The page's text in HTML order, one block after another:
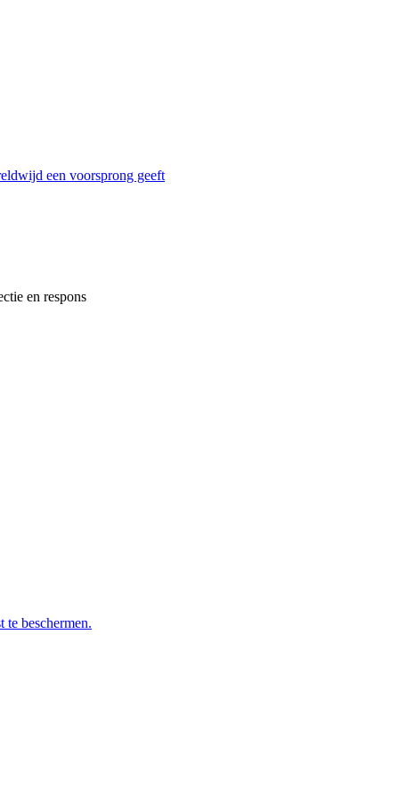
een voorsprong geeft
en respons
beschermen.